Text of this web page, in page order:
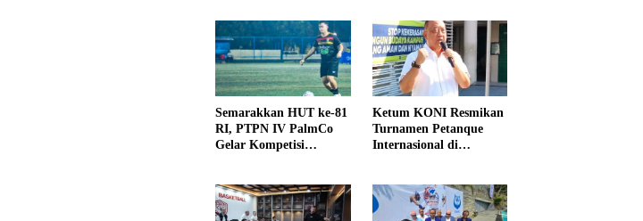
Semarakkan HUT ke-81
RI, PTPN IV PalmCo
Gelar Kompetisi
Ketum KONI Resmikan
Turnamen Petanque
Internasional di